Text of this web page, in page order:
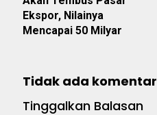
Ekspor, Nilainya
Mencapai 50 Milyar
Tidak ada komentar
Tinggalkan Balasan